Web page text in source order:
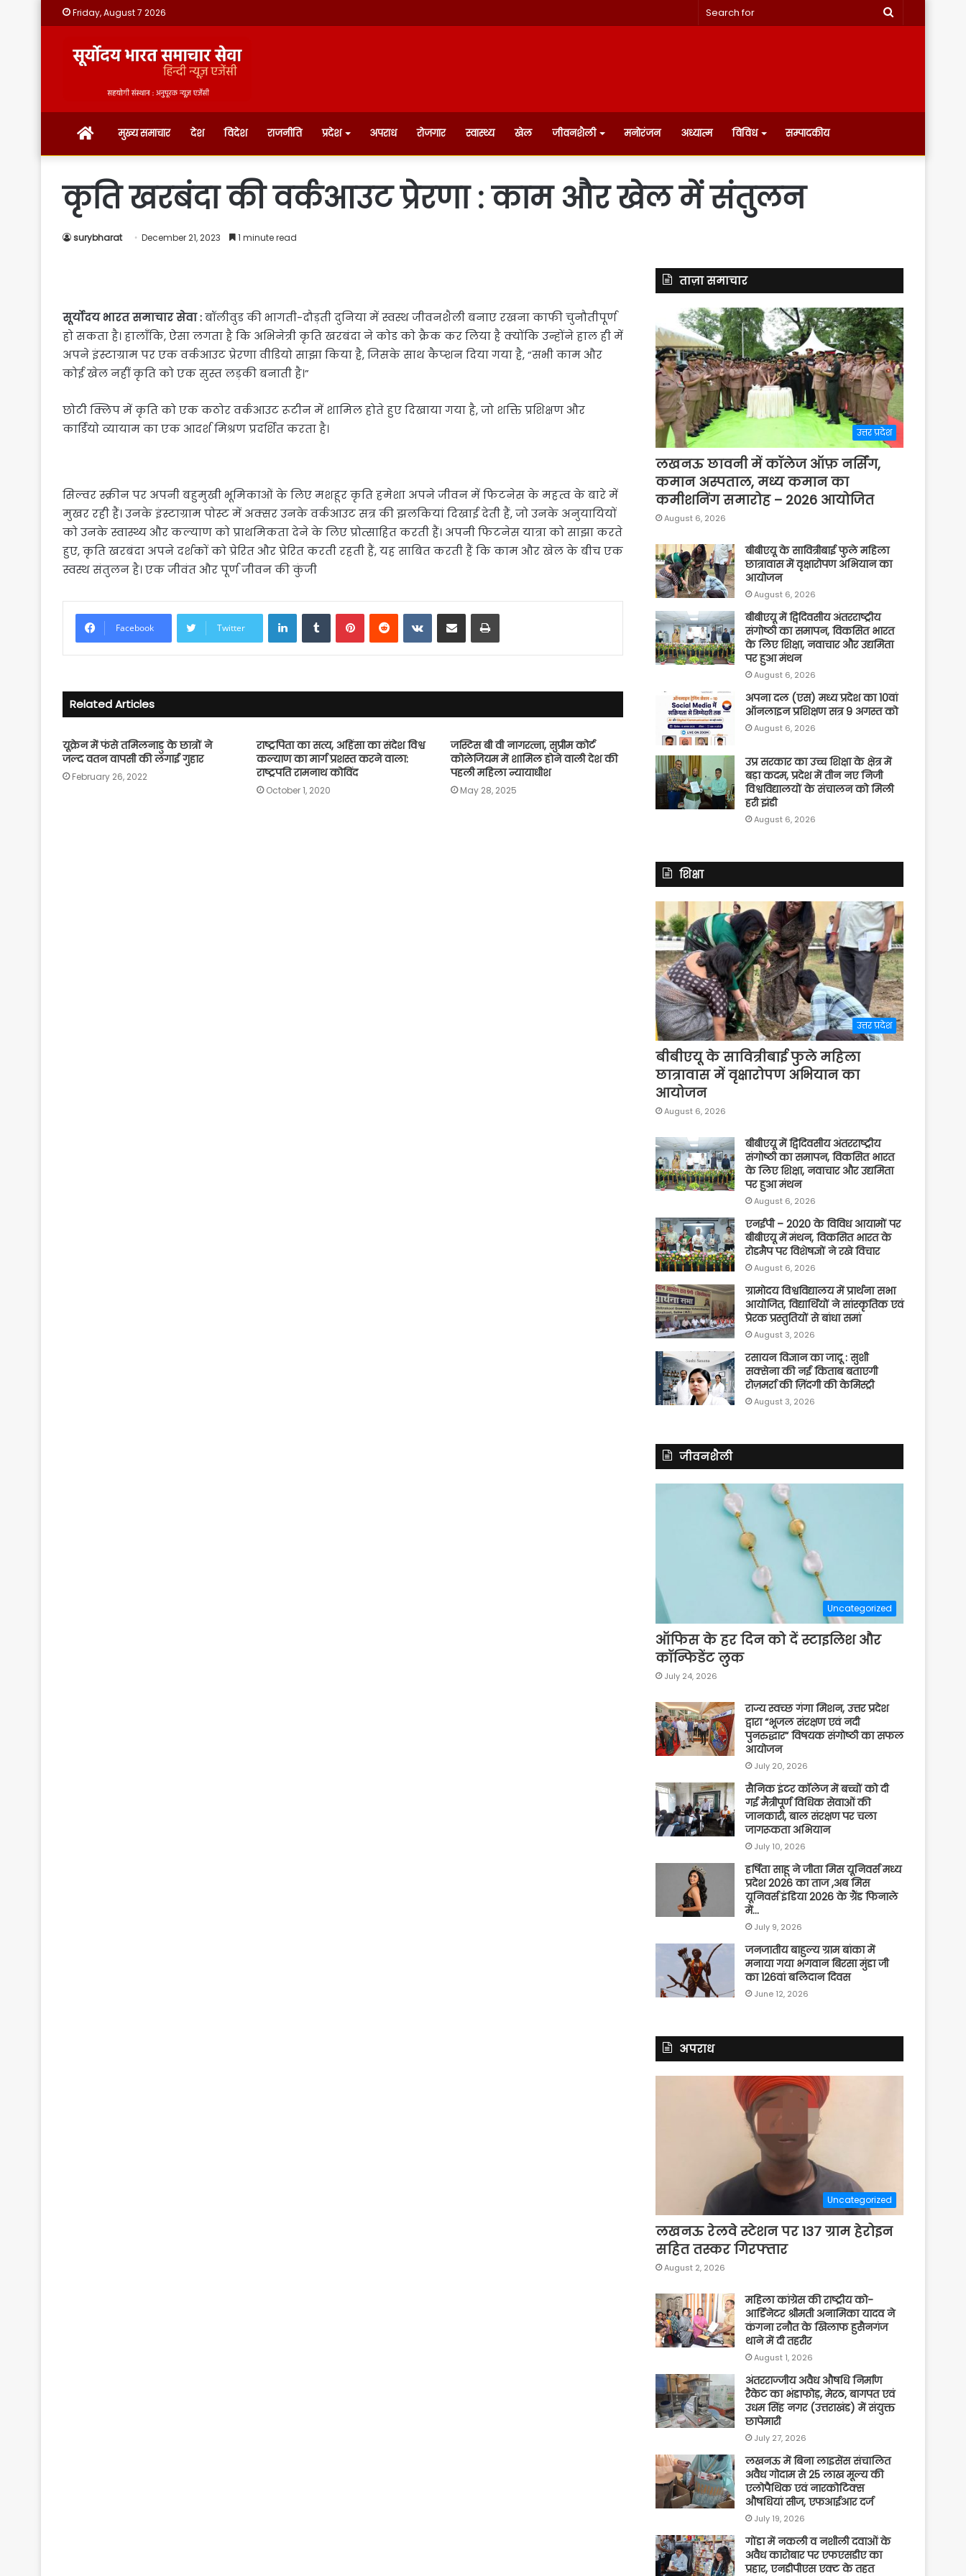
Friday, August 7 2026
Search
होम मुख्य समाचार देश विदेश राजनीति प्रदेश अपराध रोजगार स्वास्थ्य खेल जीवनशैली मनोरंजन अध्यात्म विविध सम्पादकीय
कृति खरबंदा की वर्कआउट प्रेरणा : काम और खेल में संतुलन
surybharat December 21, 2023 1 minute read
सूर्योदय भारत समाचार सेवा :बॉलीवुड की भागती-दौड़ती दुनिया में स्वस्थ जीवनशैली बनाए रखना काफी चुनौतीपूर्ण
हो सकता है। हालाँकि, ऐसा लगता है कि अभिनेत्री कृति खरबंदा ने कोड को क्रैक कर लिया है क्योंकि उन्होंने हाल ही में
अपने इंस्टाग्राम पर एक वर्कआउट प्रेरणा वीडियो साझा किया है, जिसके साथ कैप्शन दिया गया है, “सभी काम और
कोई खेल नहीं कृति को एक सुस्त लड़की बनाती है।”
छोटी क्लिप में कृति को एक कठोर वर्कआउट रूटीन में शामिल होते हुए दिखाया गया है, जो शक्ति प्रशिक्षण और
कार्डियो व्यायाम का एक आदर्श मिश्रण प्रदर्शित करता है।
सिल्वर स्क्रीन पर अपनी बहुमुखी भूमिकाओं के लिए मशहूर कृति हमेशा अपने जीवन में फिटनेस के महत्व के बारे में
मुखर रही हैं। उनके इंस्टाग्राम पोस्ट में अक्सर उनके वर्कआउट सत्र की झलकियां दिखाई देती हैं, जो उनके अनुयायियों
को उनके स्वास्थ्य और कल्याण को प्राथमिकता देने के लिए प्रोत्साहित करती हैं। अपनी फिटनेस यात्रा को साझा करते
हुए, कृति खरबंदा अपने दर्शकों को प्रेरित और प्रेरित करती रहती हैं, यह साबित करती हैं कि काम और खेल के बीच एक
स्वस्थ संतुलन है। एक जीवंत और पूर्ण जीवन की कुंजी
Facebook Twitter
LinkedInTumblrPinterestReddit VKontakte
Share via Email Print
Related Articles
यूक्रेन में फंसे तमिलनाडु के छात्रों ने
जल्द वतन वापसी की लगाई गुहार
February 26, 2022
राष्ट्रपिता का सत्य, अहिंसा का संदेश विश्व
कल्याण का मार्ग प्रशस्त करने वाला:
राष्ट्रपति रामनाथ कोविंद
October 1, 2020
जस्टिस बी वी नागरत्ना, सुप्रीम कोर्ट
कोलेजियम में शामिल होने वाली देश की
पहली महिला न्यायाधीश
May 28, 2025
ताज़ा समाचार
उत्तर प्रदेश
लखनऊ छावनी में कॉलेज ऑफ़ नर्सिंग,
कमान अस्पताल, मध्य कमान का
कमीशनिंग समारोह – 2026 आयोजित
August 6, 2026
बीबीएयू के सावित्रीबाई फुले महिला
छात्रावास में वृक्षारोपण अभियान का
आयोजन
August 6, 2026
बीबीएयू में द्विदिवसीय अंतरराष्ट्रीय
संगोष्ठी का समापन, विकसित भारत
के लिए शिक्षा, नवाचार और उद्यमिता
पर हुआ मंथन
August 6, 2026
अपना दल (एस) मध्य प्रदेश का 10वां
ऑनलाइन प्रशिक्षण सत्र 9 अगस्त को
August 6, 2026
उप्र सरकार का उच्च शिक्षा के क्षेत्र में
बड़ा कदम, प्रदेश में तीन नए निजी
विश्वविद्यालयों के संचालन को मिली
हरी झंडी
August 6, 2026
शिक्षा
उत्तर प्रदेश
बीबीएयू के सावित्रीबाई फुले महिला
छात्रावास में वृक्षारोपण अभियान का
आयोजन
August 6, 2026
बीबीएयू में द्विदिवसीय अंतरराष्ट्रीय
संगोष्ठी का समापन, विकसित भारत
के लिए शिक्षा, नवाचार और उद्यमिता
पर हुआ मंथन
August 6, 2026
एनईपी – 2020 के विविध आयामों पर
बीबीएयू में मंथन, विकसित भारत के
रोडमैप पर विशेषज्ञों ने रखे विचार
August 6, 2026
ग्रामोदय विश्वविद्यालय में प्रार्थना सभा
आयोजित, विद्यार्थियों ने सांस्कृतिक एवं
प्रेरक प्रस्तुतियों से बांधा समां
August 3, 2026
रसायन विज्ञान का जादू : सुशी
सक्सेना की नई किताब बताएगी
रोज़मर्रा की ज़िंदगी की केमिस्ट्री
August 3, 2026
जीवनशैली
Uncategorized
ऑफिस के हर दिन को दें स्टाइलिश और
कॉन्फिडेंट लुक
July 24, 2026
राज्य स्वच्छ गंगा मिशन, उत्तर प्रदेश
द्वारा “भूजल संरक्षण एवं नदी
पुनरुद्धार” विषयक संगोष्ठी का सफल
आयोजन
July 20, 2026
सैनिक इंटर कॉलेज में बच्चों को दी
गई मैत्रीपूर्ण विधिक सेवाओं की
जानकारी, बाल संरक्षण पर चला
जागरूकता अभियान
July 10, 2026
हर्षिता साहू ने जीता मिस यूनिवर्स मध्य
प्रदेश 2026 का ताज ,अब मिस
यूनिवर्स इंडिया 2026 के ग्रैंड फिनाले
में…
July 9, 2026
जनजातीय बाहुल्य ग्राम बांका में
मनाया गया भगवान बिरसा मुंडा जी
का 126वां बलिदान दिवस
June 12, 2026
अपराध
Uncategorized
लखनऊ रेलवे स्टेशन पर 137 ग्राम हेरोइन
सहित तस्कर गिरफ्तार
August 2, 2026
महिला कांग्रेस की राष्ट्रीय को-
आर्डिनेटर श्रीमती अनामिका यादव ने
कंगना रनौत के खिलाफ हुसैनगंज
थाने में दी तहरीर
August 1, 2026
अंतरराज्जीय अवैध औषधि निर्माण
रैकेट का भंडाफोड़, मेरठ, बागपत एवं
उधम सिंह नगर (उत्तराखंड) में संयुक्त
छापेमारी
July 27, 2026
लखनऊ में बिना लाइसेंस संचालित
अवैध गोदाम से 25 लाख मूल्य की
एलोपैथिक एवं नारकोटिक्स
औषधियां सीज, एफआईआर दर्ज
July 19, 2026
गोंडा में नकली व नशीली दवाओं के
अवैध कारोबार पर एफएसडीए का
प्रहार, एनडीपीएस एक्ट के तहत